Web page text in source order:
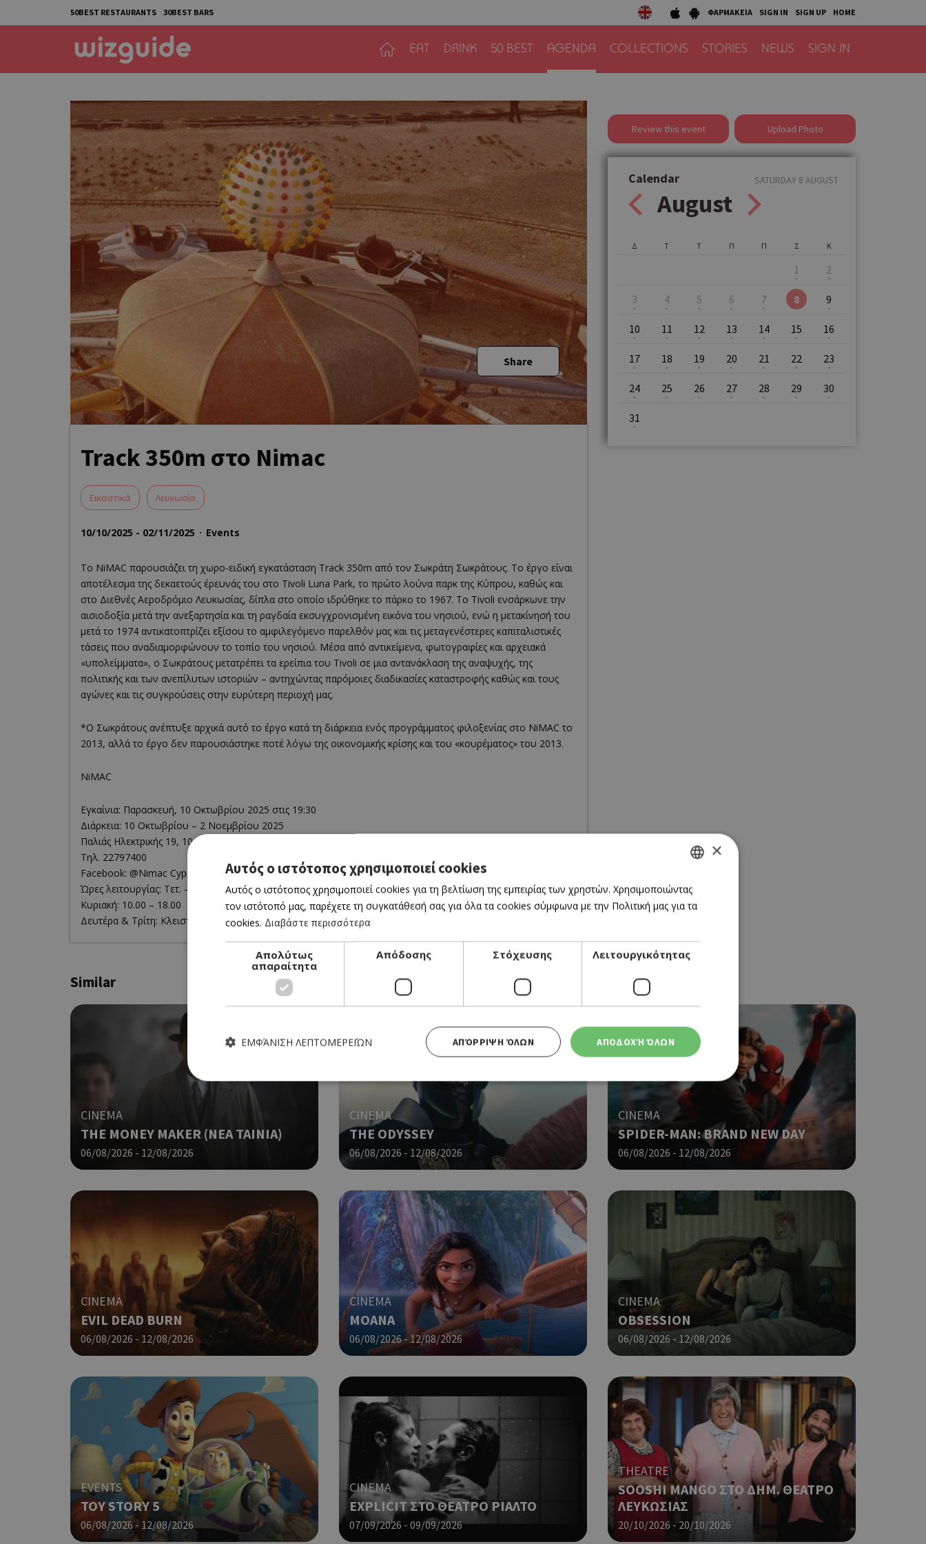
50BEST RESTAURANTS 30BEST BARS ΦΑΡΜΑΚΕΙΑ SIGN IN SIGN UP HOME
EAT DRINK 50 BEST AGENDA COLLECTIONS STORIES NEWS SIGN IN
Share
Track 350m στο Nimac
Eικαστικά Λευκωσία
10/10/2025 - 02/11/2025 Events
Το NiMAC παρουσιάζει τη χωρο-ειδική εγκατάσταση Track 350m από τον Σωκράτη Σωκράτους. Το έργο είναι
αποτέλεσμα της δεκαετούς έρευνάς του στο Tivoli Luna Park, το πρώτο λούνα παρκ της Κύπρου, καθώς και
στο Διεθνές Αεροδρόμιο Λευκωσίας, δίπλα στο οποίο ιδρύθηκε το πάρκο το 1967. Το Tivoli ενσάρκωνε την
αισιοδοξία μετά την ανεξαρτησία και τη ραγδαία εκσυγχρονισμένη εικόνα του νησιού, ενώ η μετακίνησή του
μετά το 1974 αντικατοπτρίζει εξίσου το αμφιλεγόμενο παρελθόν μας και τις μεταγενέστερες καπιταλιστικές
τάσεις που αναδιαμορφώνουν το τοπίο του νησιού. Μέσα από αντικείμενα, φωτογραφίες και αρχειακά
«υπολείμματα», ο Σωκράτους μετατρέπει τα ερείπια του Tivoli σε μια αντανάκλαση της αναψυχής, της
πολιτικής και των ανεπίλυτων ιστοριών – αντηχώντας παρόμοιες διαδικασίες καταστροφής καθώς και τους
αγώνες και τις συγκρούσεις στην ευρύτερη περιοχή μας.
*Ο Σωκράτους ανέπτυξε αρχικά αυτό το έργο κατά τη διάρκεια ενός προγράμματος φιλοξενίας στο NiMAC το
2013, αλλά το έργο δεν παρουσιάστηκε ποτέ λόγω της οικονομικής κρίσης και του «κουρέματος» του 2013.
ΝiMAC
Εγκαίνια: Παρασκευή, 10 Οκτωβρίου 2025 στις 19:30
Διάρκεια: 10 Οκτωβρίου – 2 Νοεμβρίου 2025
Παλιάς Ηλεκτρικής 19, 1016 Λευκωσία
Τηλ. 22797400
Facebook: @Nimac Cyprus | Instagram: nimac_cy
Ώρες λειτουργίας: Τετ. – Σάβ.: 10.00 – 20.00
Κυριακή: 10.00 – 18.00
Δευτέρα & Τρίτη: Κλειστά
Review this event Upload Photo
Calendar
August
SATURDAY 8 AUGUST
Δ Τ Τ Π Π Σ
1
Κ
2
3 4 5 6 7 8 9
10 11 12 13 14 15 16
17 18 19 20 21 22 23
24 25 26 27 28 29 30
31
Similar
CINEMA
THE MONEY MAKER (ΝΕΑ ΤΑΙΝΙΑ)
06/08/2026 - 12/08/2026
CINEMA
THE ODYSSEY
06/08/2026 - 12/08/2026
CINEMA
SPIDER-MAN: BRAND NEW DAY
06/08/2026 - 12/08/2026
CINEMA
EVIL DEAD BURN
06/08/2026 - 12/08/2026
CINEMA
MOANA
06/08/2026 - 12/08/2026
CINEMA
OBSESSION
06/08/2026 - 12/08/2026
EVENTS
TOY STORY 5
06/08/2026 - 12/08/2026
CINEMA
EXPLICIT ΣΤΟ ΘΕΑΤΡΟ ΡΙΑΛΤΟ
07/09/2026 - 09/09/2026
THEATRE
SOOSHI MANGO ΣΤΟ ΔΗΜ. ΘΕΑΤΡΟ
ΛΕΥΚΩΣΙΑΣ
20/10/2026 - 20/10/2026
GREEK
ENGLISH
×
Αυτός ο ιστότοπος χρησιμοποιεί cookies
Αυτός ο ιστότοπος χρησιμοποιεί cookies για τη βελτίωση της εμπειρίας των χρηστών. Χρησιμοποιώντας
τον ιστότοπό μας, παρέχετε τη συγκατάθεσή σας για όλα τα cookies σύμφωνα με την Πολιτική μας για τα
cookies. Διαβάστε περισσότερα
Απολύτως
απαραίτητα
Απόδοσης Στόχευσης Λειτουργικότητας
ΑΠΟΔΟΧΉ ΌΛΩΝ
ΑΠΌΡΡΙΨΗ ΌΛΩΝ
ΕΜΦΆΝΙΣΗ ΛΕΠΤΟΜΕΡΕΙΏΝ
Απολύτως απαραίτητα Απόδοσης Στόχευσης Λειτουργικότητας
Τα απολύτως απαραίτητα cookies επιτρέπουν βασικές λειτουργίες του ιστότοπου, όπως τη σύνδεση χρήστη και τη διαχείριση λογαριασμού. Ο
ιστότοπος δεν μπορεί να χρησιμοποιηθεί σωστά χωρίς τα απολύτως απαραίτητα cookies.
Προμηθευτής
Google LLC
.cyprusen.wiz-
guide.com
συνεδρία Χρησιμοποιήθηκε για σύνδεση στο Google
PHPSESSID
PHP.net
cyprus.wiz-
guide.com
συνεδρία
Cookie που δημιουργείται από εφαρμογές που
βασίζονται στη γλώσσα PHP. Πρόκειται για ένα
αναγνωριστικό γενικού σκοπού που
χρησιμοποιείται για τη διατήρηση μεταβλητών
περιόδου λειτουργίας χρήστη. Συνήθως είναι
ένας τυχαίος αριθμός που δημιουργείται, ο
τρόπος με τον οποίο μπορεί να είναι
συγκεκριμένος για τον ιστότοπο, αλλά ένα καλό
παράδειγμα είναι η διατήρηση της κατάστασης
σύνδεσης για έναν χρήστη μεταξύ σελίδων.
G_ENABLED_IDPS
Google LLC
.cyprus.wiz-
guide.com
συνεδρία Χρησιμοποιήθηκε για σύνδεση στο Google
takeOverCookie
cyprus.wiz-
guide.com
1 μέρα
Χρησιμοποιείται για σκοπούς Capping δηλαδή να
εμφανίζει μόνο μια φορά την ημέρα στον χρήστη
διάφορες διαφημιστικές ενέργειες όπως είναι το
take over banner και τα push up και push down
banners.
ShowNewVisitorPopup
cyprus.wiz-
guide.com
10 χρόνια
Χρησιμοποιείται για σκοπούς Capping δηλαδή να
εμφανίζει μόνο μια φορά την ημέρα στον χρήστη
διάφορες διαφημιστικές ενέργειες όπως είναι το
take over banner και τα push up και push down
Google Privacy Policy